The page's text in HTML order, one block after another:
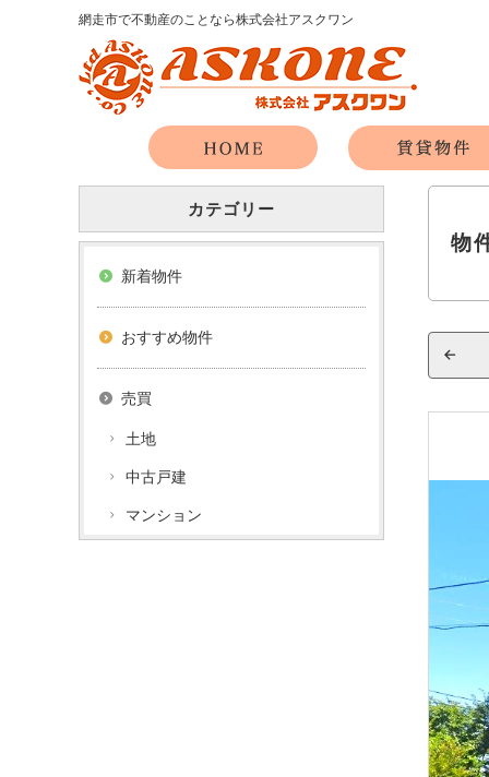
網走市で不動産のことなら株式会社アスクワン
物
カテゴリー
新着物件
おすすめ物件
売買
土地
中古戸建
マンション